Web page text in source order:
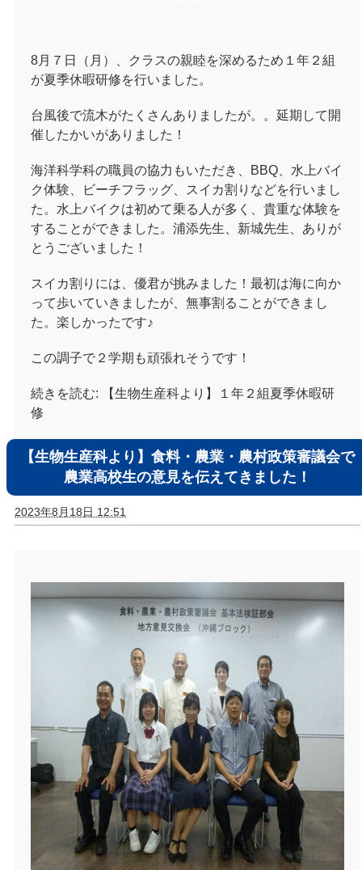
8月７日（月）、クラスの親睦を深めるため１年２組
が夏季休暇研修を行いました。
台風後で流木がたくさんありましたが。。延期して開
催したかいがありました！
海洋科学科の職員の協力もいただき、BBQ、水上バイ
ク体験、ビーチフラッグ、スイカ割りなどを行いまし
た。 水上バイクは初めて乗る人が多く、貴重な体験を
することができました。浦添先生、新城先生、ありが
とうございました！
スイカ割りには、優君が挑みました！最初は海に向か
って歩いていきましたが、無事割ることができまし
た。楽しかったです♪
この調子で２学期も頑張れそうです！
続きを読む:
【生物生産科より】１年２組夏季休暇研
修
【生物生産科より】食料・農業・農村政策審議会で
農業高校生の意見を伝えてきました！
2023年8月18日 12:51